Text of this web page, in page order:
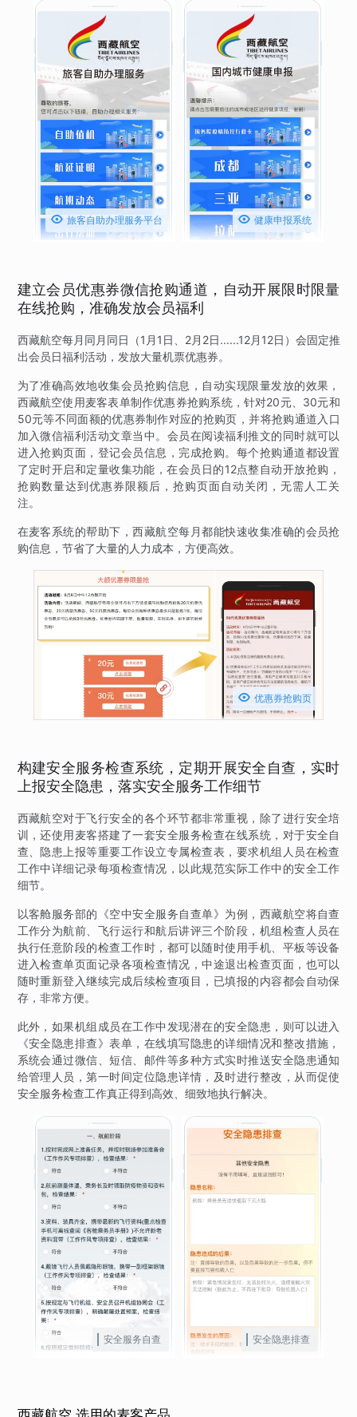
 旅客自助办理服务平台  健康申报系统
建立会员优惠券微信抢购通道，自动开展限时限量
在线抢购，准确发放会员福利
西藏航空每月同月同日（1月1日、2月2日......12月12日）会固定推
出会员日福利活动，发放大量机票优惠券。
为了准确高效地收集会员抢购信息，自动实现限量发放的效果，
西藏航空使用麦客表单制作优惠券抢购系统，针对20元、30元和
50元等不同面额的优惠券制作对应的抢购页，并将抢购通道入口
加入微信福利活动文章当中。会员在阅读福利推文的同时就可以
进入抢购页面，登记会员信息，完成抢购。每个抢购通道都设置
了定时开启和定量收集功能，在会员日的12点整自动开放抢购，
抢购数量达到优惠券限额后，抢购页面自动关闭，无需人工关
注。
在麦客系统的帮助下，西藏航空每月都能快速收集准确的会员抢
购信息，节省了大量的人力成本，方便高效。
 优惠券抢购页
构建安全服务检查系统，定期开展安全自查，实时
上报安全隐患，落实安全服务工作细节
西藏航空对于飞行安全的各个环节都非常重视，除了进行安全培
训，还使用麦客搭建了一套安全服务检查在线系统，对于安全自
查、隐患上报等重要工作设立专属检查表，要求机组人员在检查
工作中详细记录每项检查情况，以此规范实际工作中的安全工作
细节。
以客舱服务部的《空中安全服务自查单》为例，西藏航空将自查
工作分为航前、飞行运行和航后讲评三个阶段，机组检查人员在
执行任意阶段的检查工作时，都可以随时使用手机、平板等设备
进入检查单页面记录各项检查情况，中途退出检查页面，也可以
随时重新登入继续完成后续检查项目，已填报的内容都会自动保
存，非常方便。
此外，如果机组成员在工作中发现潜在的安全隐患，则可以进入
《安全隐患排查》表单，在线填写隐患的详细情况和整改措施，
系统会通过微信、短信、邮件等多种方式实时推送安全隐患通知
给管理人员，第一时间定位隐患详情，及时进行整改，从而促使
安全服务检查工作真正得到高效、细致地执行解决。
安全服务自查 安全隐患排查